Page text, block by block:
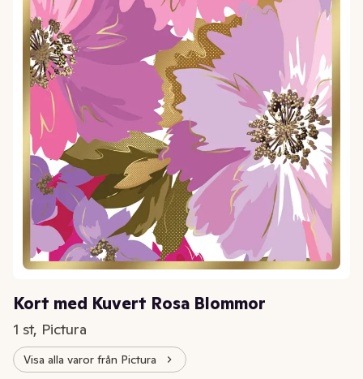
Kort med Kuvert Rosa Blommor
1 st, Pictura
Visa alla varor från Pictura